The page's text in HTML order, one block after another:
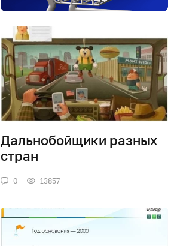
Дальнобойщики разных
стран
0 13857